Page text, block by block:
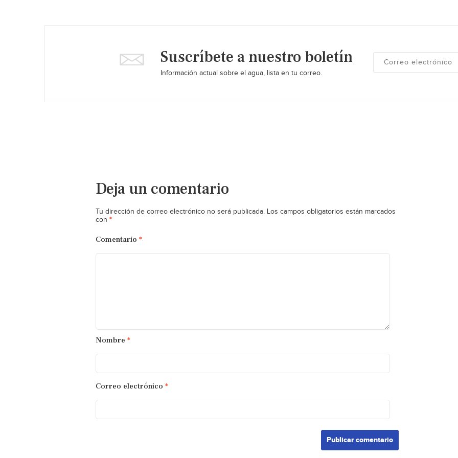
Suscríbete a nuestro boletín
Información actual sobre el agua, lista en tu correo.
Deja un comentario
Tu dirección de correo electrónico no será publicada. Los campos obligatorios están marcados
con *
Comentario *
Nombre *
Correo electrónico *